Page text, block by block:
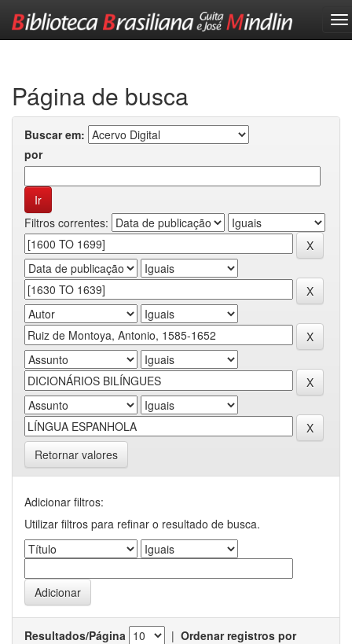
Página de busca
Buscar em:
por
Filtros correntes:
Retornar valores
Adicionar filtros:
Utilizar filtros para refinar o resultado de busca.
Resultados/Página | Ordenar registros por